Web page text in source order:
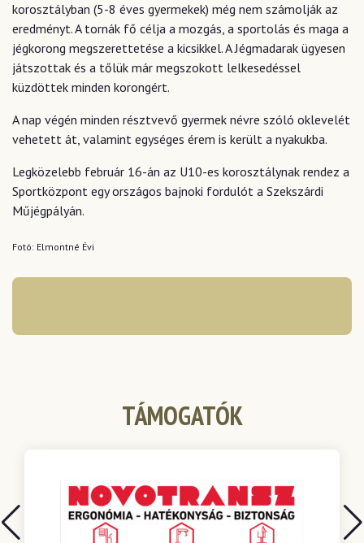
korosztályban (5-8 éves gyermekek) még nem számolják az
eredményt. A tornák fő célja a mozgás, a sportolás és maga a
jégkorong megszerettetése a kicsikkel. A Jégmadarak ügyesen
játszottak és a tőlük már megszokott lelkesedéssel
küzdöttek minden korongért.
A nap végén minden résztvevő gyermek névre szóló oklevelét
vehetett át, valamint egységes érem is került a nyakukba.
Legközelebb február 16-án az U10-es korosztálynak rendez a
Sportközpont egy országos bajnoki fordulót a Szekszárdi
Műjégpályán.
Fotó: Elmontné Évi
TÁMOGATÓK